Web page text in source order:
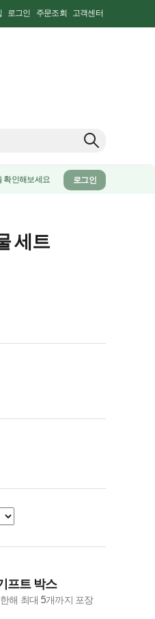
로그인 주문조회 고객센터
확인해보세요 로그인
세트
프트 박스
해 최대 5개까지 포장